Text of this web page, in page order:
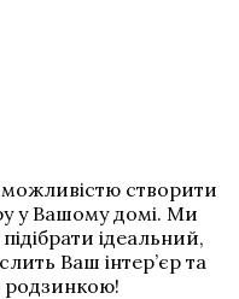
створити
у Вашому домі. Ми
ідеальний,
Ваш інтер’єр та
родзинкою!